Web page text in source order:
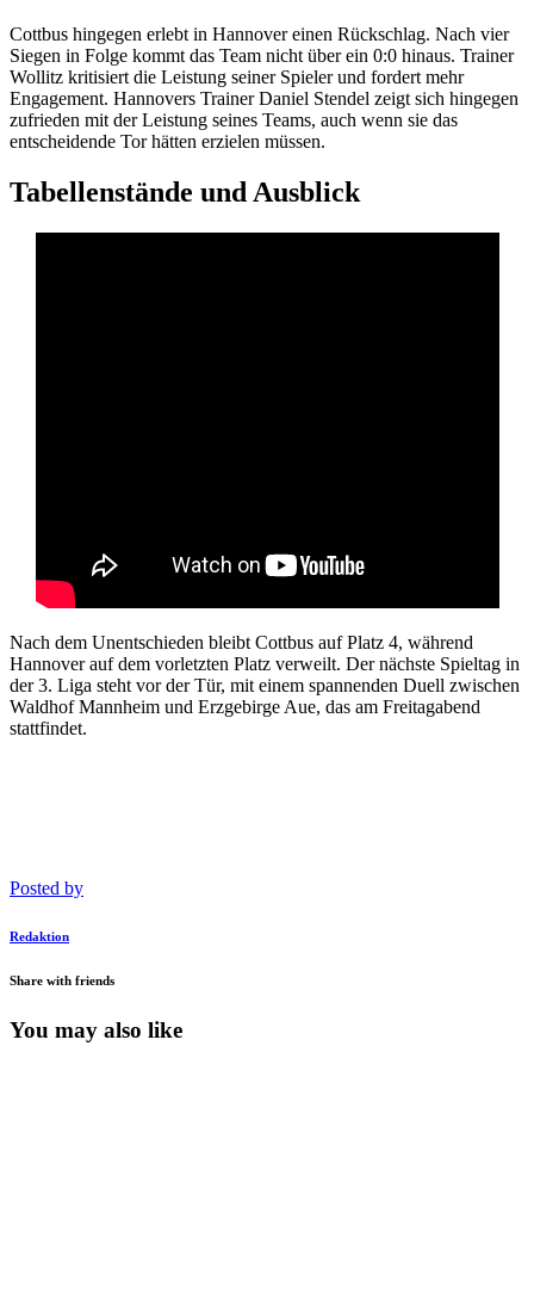
Cottbus hingegen erlebt in Hannover einen Rückschlag. Nach vier
Siegen in Folge kommt das Team nicht über ein 0:0 hinaus. Trainer
Wollitz kritisiert die Leistung seiner Spieler und fordert mehr
Engagement. Hannovers Trainer Daniel Stendel zeigt sich hingegen
zufrieden mit der Leistung seines Teams, auch wenn sie das
entscheidende Tor hätten erzielen müssen.
Tabellenstände und Ausblick
Nach dem Unentschieden bleibt Cottbus auf Platz 4, während
Hannover auf dem vorletzten Platz verweilt. Der nächste Spieltag in
der 3. Liga steht vor der Tür, mit einem spannenden Duell zwischen
Waldhof Mannheim und Erzgebirge Aue, das am Freitagabend
stattfindet.
Posted by
Redaktion
Share with friends
You may also like